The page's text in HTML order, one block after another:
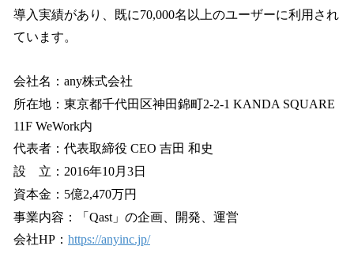
導入実績があり、既に70,000名以上のユーザーに利用され
ています。
会社名：any株式会社
所在地：東京都千代田区神田錦町2-2-1 KANDA SQUARE
11F WeWork内
代表者：代表取締役 CEO 吉田 和史
設 立：2016年10月3日
資本金：5億2,470万円
事業内容：「Qast」の企画、開発、運営
会社HP： https://anyinc.jp/